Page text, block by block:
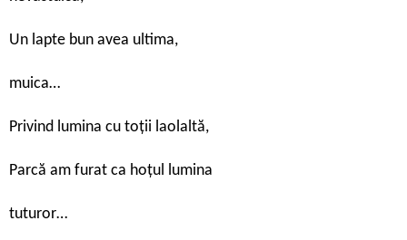
Un lapte bun avea ultima,
muica…
Privind lumina cu toții laolaltă,
Parcă am furat ca hoțul lumina
tuturor…